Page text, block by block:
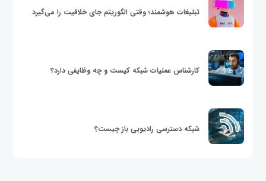
تبلیغات هوشمند؛ وقتی الگوریتم جای خلاقیت را می‌گیرد
کارشناس عملیات شبکه کیست و چه وظایفی دارد؟
شبکه دسترسی رادیویی باز چیست؟